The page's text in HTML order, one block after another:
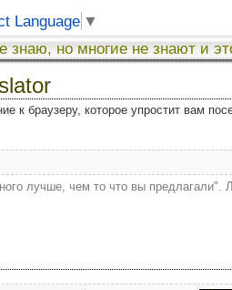
Language ▼
знаю, но многие не знают и
к браузеру, которое упростит вам
лучше, чем то что вы предлагали".